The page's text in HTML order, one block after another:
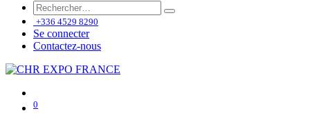
+336 4529 8290
Se connecter
Contactez-nous
0